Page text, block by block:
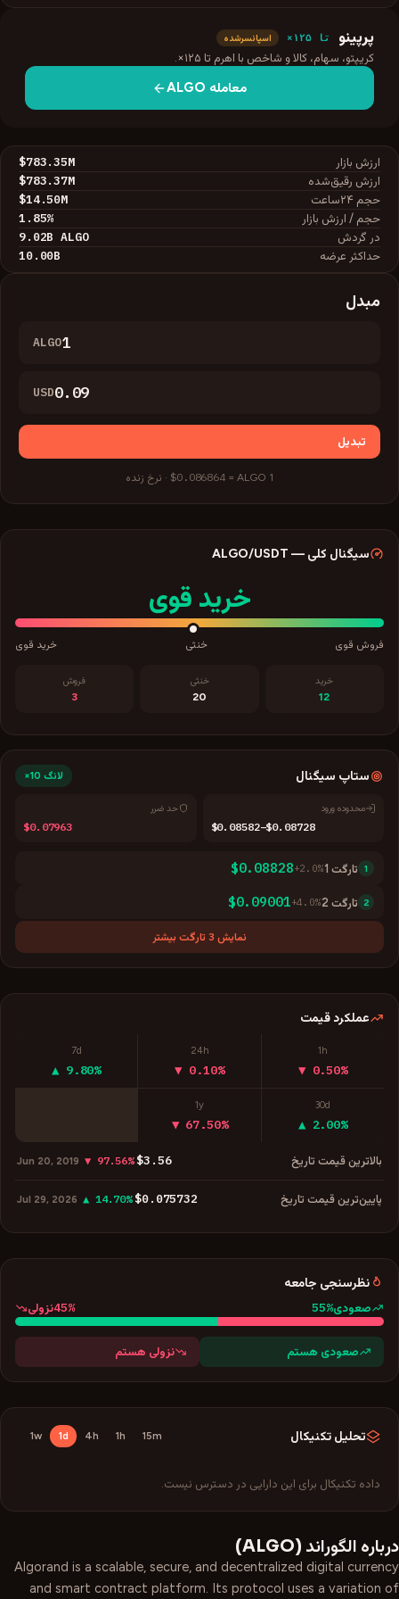
پرپینو تا ۱۲۵× اسپانسرشده
کریپتو، سهام، کالا و شاخص با اهرم تا ۱۲۵×.
معامله ALGO
ارزش بازار $783.35M
ارزش رقیق‌شده $783.37M
حجم ۲۴ساعت $14.50M
حجم / ارزش بازار 1.85%
در گردش 9.02B ALGO
حداکثر عرضه 10.00B
مبدل
ALGO
USD
تبدیل
1
ALGO
=
$0.086864
· نرخ زنده
سیگنال کلی —
ALGO/USDT
خرید قوی
فروش قوی خنثی خرید قوی
خرید
12
خنثی
20
فروش
3
ستاپ سیگنال لانگ 10×
محدوده ورود
$0.08582–$0.08728
حد ضرر
$0.07963
1 تارگت 1
+2.0%
$0.08828
2 تارگت 2
+4.0%
$0.09001
نمایش 3 تارگت بیشتر
عملکرد قیمت
1h
▼ 0.50%
24h
▼ 0.10%
7d
▲ 9.80%
30d
▲ 2.00%
1y
▼ 67.50%
بالاترین قیمت تاریخ $3.56
▼ 97.56%
Jun 20, 2019
پایین‌ترین قیمت تاریخ $0.075732
▲ 14.70%
Jul 29, 2026
نظرسنجی جامعه
صعودی 55%
45% نزولی
صعودی هستم نزولی هستم
تحلیل تکنیکال 15m
1h
4h
1d
1w
داده تکنیکال برای این دارایی در دسترس نیست.
درباره الگوراند (
ALGO
)
Algorand is a scalable, secure, and decentralized digital currency
and smart contract platform. Its protocol uses a variation of